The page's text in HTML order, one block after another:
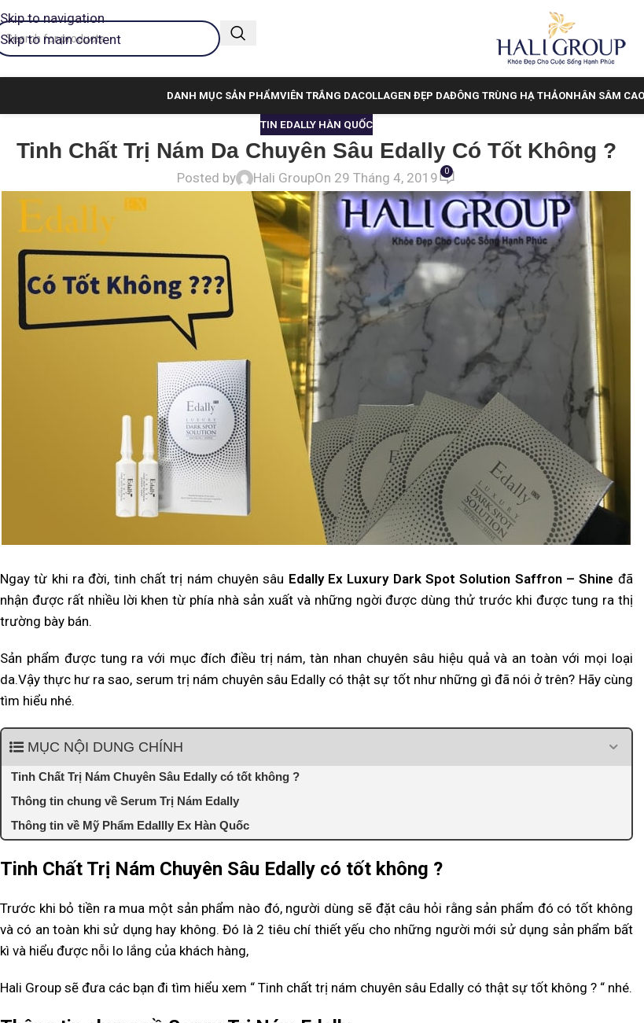
Skip to navigation
Skip to main content
DANH MỤC SẢN PHẨMVIÊN TRẮNG DACOLLAGEN ĐẸP DAĐÔNG TRÙNG HẠ THẢONHÂN SÂM
TIN EDALLY HÀN QUỐC
Tinh Chất Trị Nám Da Chuyên Sâu Edally Có Tốt Không ?
Posted by Hali GroupOn 29 Tháng 4, 2019 0
Ngay từ khi ra đời, tinh chất trị nám chuyên sâu Edally Ex Luxury Dark Spot Solution Saffron – Shine đã
nhận được rất nhiều lời khen từ phía nhà sản xuất và những ngời được dùng thử trước khi được tung ra thị
trường bày bán.
Sản phẩm được tung ra với mục đích điều trị nám, tàn nhan chuyên sâu hiệu quả và an toàn với mọi loại
da.Vậy thực hư ra sao, serum trị nám chuyên sâu Edally có thật sự tốt như những gì đã nói ở trên? Hãy cùng
tìm hiểu nhé.
MỤC NỘI DUNG CHÍNH
Tinh Chất Trị Nám Chuyên Sâu Edally có tốt không ?
Thông tin chung về Serum Trị Nám Edally
Thông tin về Mỹ Phẩm Edallly Ex Hàn Quốc
Tinh Chất Trị Nám Chuyên Sâu Edally có tốt không ?
Trước khi bỏ tiền ra mua một sản phẩm nào đó, người dùng sẽ đặt câu hỏi rằng sản phẩm đó có tốt không
và có an toàn khi sử dụng hay không. Đó là 2 tiêu chí thiết yếu cho những người mới sử dụng sản phẩm bất
kì và hiểu được nỗi lo lắng của khách hàng,
Hali Group sẽ đưa các bạn đi tìm hiểu xem “ Tinh chất trị nám chuyên sâu Edally có thật sự tốt không ? “ nhé.